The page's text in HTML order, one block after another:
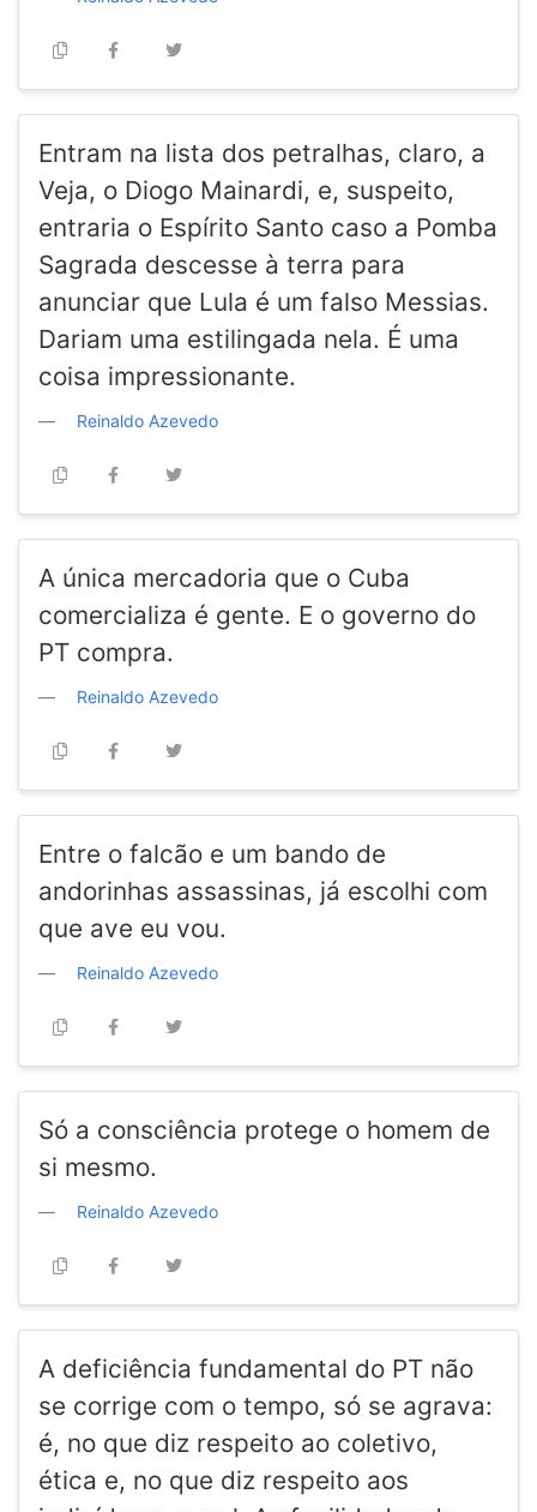
Entram na lista dos petralhas, claro, a
Veja, o Diogo Mainardi, e, suspeito,
entraria o Espírito Santo caso a Pomba
Sagrada descesse à terra para
anunciar que Lula é um falso Messias.
Dariam uma estilingada nela. É uma
coisa impressionante.
Reinaldo Azevedo
A única mercadoria que o Cuba
comercializa é gente. E o governo do
PT compra.
Reinaldo Azevedo
Entre o falcão e um bando de
andorinhas assassinas, já escolhi com
que ave eu vou.
Reinaldo Azevedo
Só a consciência protege o homem de
si mesmo.
Reinaldo Azevedo
A deficiência fundamental do PT não
se corrige com o tempo, só se agrava:
é, no que diz respeito ao coletivo,
ética e, no que diz respeito aos